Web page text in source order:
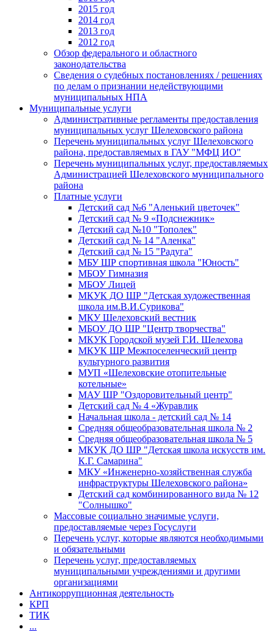
2015 год
2014 год
2013 год
2012 год
Обзор федерального и областного
законодательства
Сведения о судебных постановлениях / решениях
по делам о признании недействующими
муниципальных НПА
Муниципальные услуги
Административные регламенты предоставления
муниципальных услуг Шелеховского района
Перечень муниципальных услуг Шелеховского
района, предоставляемых в ГАУ "МФЦ ИО"
Перечень муниципальных услуг, предоставляемых
Администрацией Шелеховского муниципального
района
Платные услуги
Детский сад №6 "Аленький цветочек"
Детский сад № 9 «Подснежник»
Детский сад №10 "Тополек"
Детский сад № 14 "Аленка"
Детский сад № 15 "Радуга"
МБУ ШР спортивная школа "Юность"
МБОУ Гимназия
МБОУ Лицей
МКУК ДО ШР "Детская художественная
школа им.В.И.Сурикова"
МКУ Шелеховский вестник
МБОУ ДО ШР "Центр творчества"
МКУК Городской музей Г.И. Шелехова
МКУК ШР Межпоселенческий центр
культурного развития
МУП «Шелеховские отопительные
котельные»
МАУ ШР "Оздоровительный центр"
Детский сад № 4 «Журавлик
Начальная школа - детский сад № 14
Средняя общеобразовательная школа № 2
Средняя общеобразовательная школа № 5
МКУК ДО ШР "Детская школа искусств им.
К.Г. Самарина"
МКУ «Инженерно-хозяйственная служба
инфраструктуры Шелеховского района»
Детский сад комбинированного вида № 12
"Солнышко"
Массовые социально значимые услуги,
предоставляемые через Госуслуги
Перечень услуг, которые являются необходимыми
и обязательными
Перечень услуг, предоставляемых
муниципальными учреждениями и другими
организациями
Антикоррупционная деятельность
КРП
ТИК
...